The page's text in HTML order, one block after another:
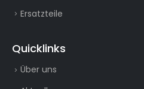
Ersatzteile
Quicklinks
Über uns